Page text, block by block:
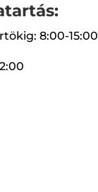
8:00-15:00